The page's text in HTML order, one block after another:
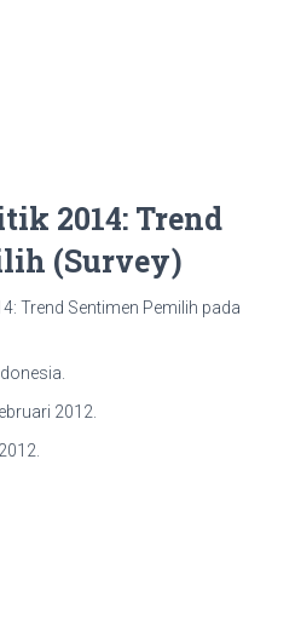
2014: Trend
(Survey)
Trend Sentimen Pemilih pada
2012.